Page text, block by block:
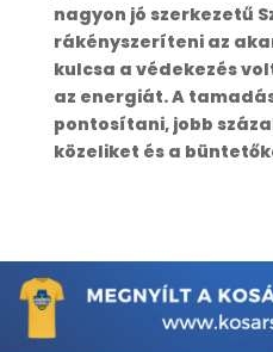
nagyon jó szerkezetű
rákényszeríteni az
kulcsa a védekezés
az energiát. A
pontosítani, jobb
közeliket és a